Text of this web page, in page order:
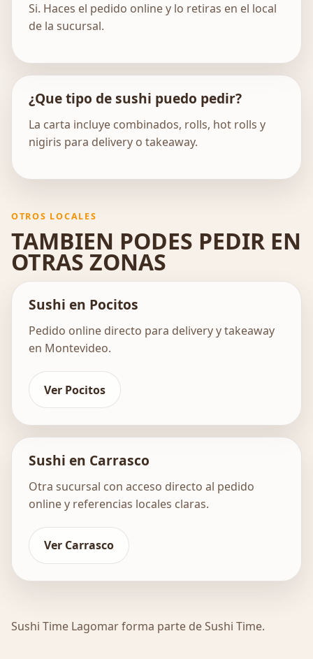
Si. Haces el pedido online y lo retiras en el local
de la sucursal.
¿Que tipo de sushi puedo pedir?
La carta incluye combinados, rolls, hot rolls y
nigiris para delivery o takeaway.
OTROS LOCALES
TAMBIEN PODES PEDIR EN
OTRAS ZONAS
Sushi en Pocitos
Pedido online directo para delivery y takeaway
en Montevideo.
Ver Pocitos
Sushi en Carrasco
Otra sucursal con acceso directo al pedido
online y referencias locales claras.
Ver Carrasco
Sushi Time Lagomar forma parte de Sushi Time.